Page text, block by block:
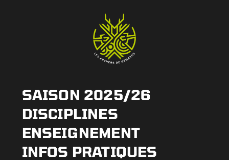
SAISON 2025/26
DISCIPLINES
ENSEIGNEMENT
INFOS PRATIQUES